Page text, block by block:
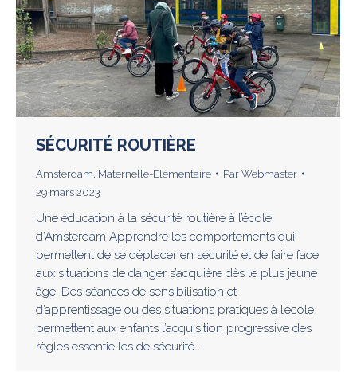
SÉCURITÉ ROUTIÈRE
Amsterdam, Maternelle-Elémentaire Par Webmaster
29 mars 2023
Une éducation à la sécurité routière à l’école
d’Amsterdam Apprendre les comportements qui
permettent de se déplacer en sécurité et de faire face
aux situations de danger s’acquière dès le plus jeune
âge. Des séances de sensibilisation et
d’apprentissage ou des situations pratiques à l’école
permettent aux enfants l’acquisition progressive des
règles essentielles de sécurité…